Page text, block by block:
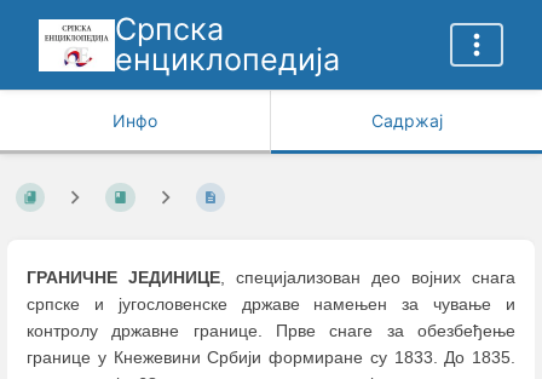
Српска
енциклопедија
Инфо Садржај
ГРАНИЧНЕ ЈЕДИНИЦЕ, специјализован део војних снага
српске и југословенске државе намењен за чување и
контролу државне границе. Прве снаге за обезбеђење
границе у Кнежевини Србији формиране су 1833. До 1835.